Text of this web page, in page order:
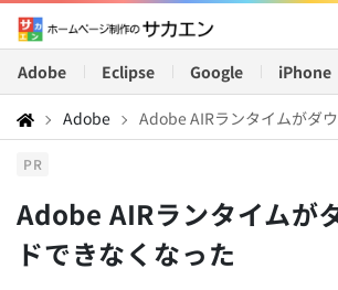
Adobe Eclipse Google iPhone
Adobe Adobe AIRランタイムがダウンロ
PR
Adobe AIRランタイムが
ドできなくなった